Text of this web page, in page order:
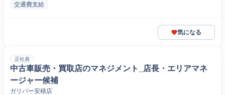
交通費支給
気になる
正社員
中古車販売・買取店のマネジメント_店長・エリアマネ
ージャー候補
ガリバー安積店